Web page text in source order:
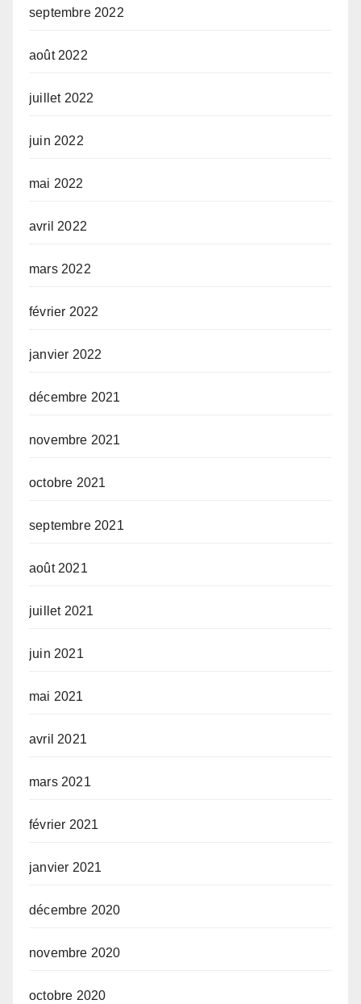
septembre 2022
août 2022
juillet 2022
juin 2022
mai 2022
avril 2022
mars 2022
février 2022
janvier 2022
décembre 2021
novembre 2021
octobre 2021
septembre 2021
août 2021
juillet 2021
juin 2021
mai 2021
avril 2021
mars 2021
février 2021
janvier 2021
décembre 2020
novembre 2020
octobre 2020